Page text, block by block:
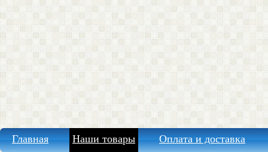
Главная Наши товары Оплата и доставка